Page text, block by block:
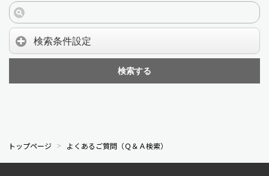
検索条件設定
検索する
トップページ よくあるご質問（Ｑ＆Ａ検索）